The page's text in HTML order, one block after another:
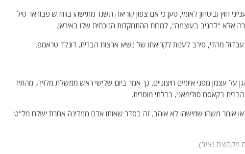
חוץ וביטחון לאומי, טען כי אם צפון קוריאה תשגר מתישהו בחודש פבוראר טיל
אלא "להגיב בעוצמה", למרות ההתמקדות הנוכחית שלו באיראן.
מהדי, סירב לענות לקריאתו של נשיא ארצות הברית, דונלד טראמפ.
על עצמן מפני איומים חיצוניים, כך אמר ביום שלישי ראש ממשלת מלזיה, מהתיר
בקאסם סולימאני, כבלתי מוסרית.
או אומר משהו שמישהו לא אוהב, זה בסדר שאותו אדם ממדינה אחרת ישלח מל"ט
מקבוצת נציב)